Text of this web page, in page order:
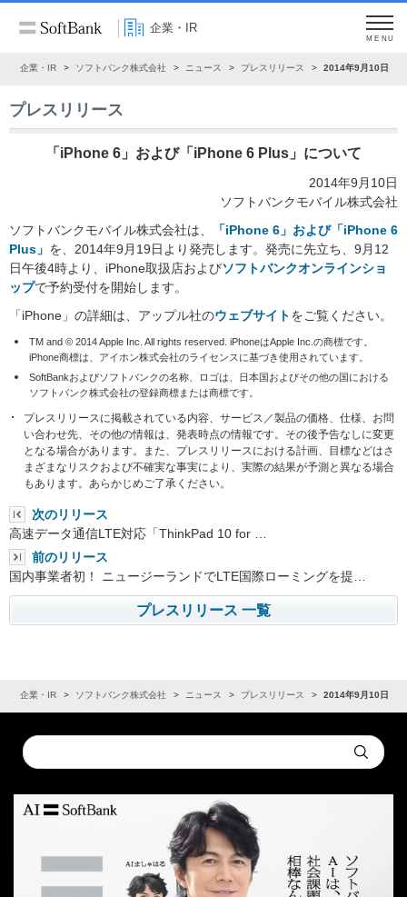
企業・IR
MENU
企業・IR ソフトバンク株式会社 ニュース プレスリリース 2014年9月10日
プレスリリース
「iPhone 6」および「iPhone 6 Plus」について
2014年9月10日
ソフトバンクモバイル株式会社
ソフトバンクモバイル株式会社は、
「iPhone 6」および「iPhone 6
Plus」 を、2014年9月19日より発売します。発売に先立ち、9月12
日午後4時より、iPhone取扱店およびソフトバンクオンラインショ
ップで予約受付を開始します。
「iPhone」の詳細は、アップル社のウェブサイトをご覧ください。
TM and © 2014 Apple Inc. All rights reserved. iPhoneはApple Inc.の商標です。
iPhone商標は、アイホン株式会社のライセンスに基づき使用されています。
SoftBankおよびソフトバンクの名称、ロゴは、日本国およびその他の国における
ソフトバンク株式会社の登録商標または商標です。
プレスリリースに掲載されている内容、サービス／製品の価格、仕様、お問
い合わせ先、その他の情報は、発表時点の情報です。その後予告なしに変更
となる場合があります。また、プレスリリースにおける計画、目標などはさ
まざまなリスクおよび不確実な事実により、実際の結果が予測と異なる場合
もあります。あらかじめご了承ください。
次のリリース
高速データ通信LTE対応「ThinkPad 10 for …
前のリリース
国内事業者初！ ニュージーランドでLTE国際ローミングを提…
プレスリリース 一覧
企業・IR ソフトバンク株式会社 ニュース プレスリリース 2014年9月10日
Conduct
a
Submit